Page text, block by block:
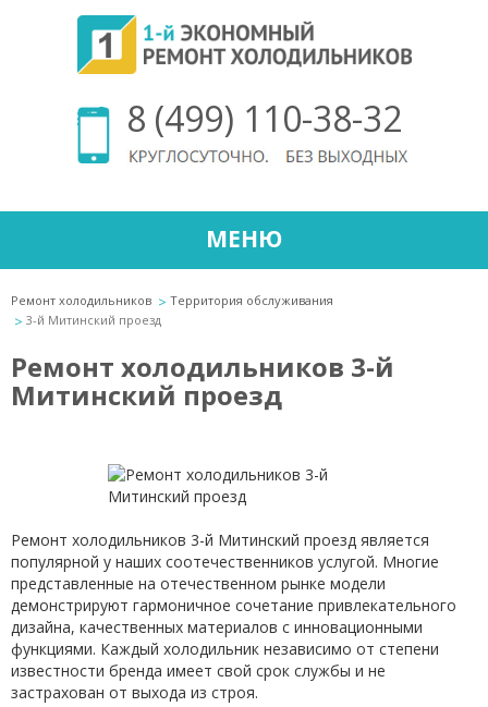
8 (499) 110-38-32
МЕНЮ
Ремонт холодильников
Территория обслуживания
3-й Митинский проезд
Ремонт холодильников 3-й
Митинский проезд
Ремонт холодильников 3-й Митинский проезд является
популярной у наших соотечественников услугой. Многие
представленные на отечественном рынке модели
демонстрируют гармоничное сочетание привлекательного
дизайна, качественных материалов с инновационными
функциями. Каждый холодильник независимо от степени
известности бренда имеет свой срок службы и не
застрахован от выхода из строя.